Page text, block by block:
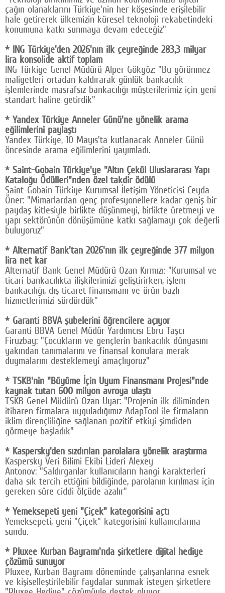
çağın olanaklarını Türkiye'nin her köşesinde erişilebilir
hale getirerek ülkemizin küresel teknoloji rekabetindeki
konumuna katkı sunmaya devam edeceğiz"
* ING Türkiye'den 2026'nın ilk çeyreğinde 283,3 milyar
lira konsolide aktif toplam
ING Türkiye Genel Müdürü Alper Gökgöz: "Bu görünmez
maliyetleri ortadan kaldırarak günlük bankacılık
işlemlerinde masrafsız bankacılığı müşterilerimiz için yeni
standart haline getirdik"
* Yandex Türkiye Anneler Günü'ne yönelik arama
eğilimlerini paylaştı
Yandex Türkiye, 10 Mayıs'ta kutlanacak Anneler Günü
öncesinde arama eğilimlerini yayımladı.
* Saint-Gobain Türkiye'ye "Altın Çekül Uluslararası Yapı
Kataloğu Ödülleri"nden özel takdir ödülü
Saint-Gobain Türkiye Kurumsal İletişim Yöneticisi Ceyda
Öner: "Mimarlardan genç profesyonellere kadar geniş bir
paydaş kitlesiyle birlikte düşünmeyi, birlikte üretmeyi ve
yapı sektörünün dönüşümüne katkı sağlamayı çok değerli
buluyoruz"
* Alternatif Bank'tan 2026'nın ilk çeyreğinde 377 milyon
lira net kar
Alternatif Bank Genel Müdürü Ozan Kırmızı: "Kurumsal ve
ticari bankacılıkta ilişkilerimizi geliştirirken, işlem
bankacılığı, dış ticaret finansmanı ve ürün bazlı
hizmetlerimizi sürdürdük"
* Garanti BBVA şubelerini öğrencilere açıyor
Garanti BBVA Genel Müdür Yardımcısı Ebru Taşcı
Firuzbay: "Çocukların ve gençlerin bankacılık dünyasını
yakından tanımalarını ve finansal konulara merak
duymalarını desteklemeyi amaçlıyoruz"
* TSKB'nin "Büyüme İçin Uyum Finansmanı Projesi"nde
kaynak tutarı 600 milyon avroya ulaştı
TSKB Genel Müdürü Ozan Uyar: "Projenin ilk diliminden
itibaren firmalara uyguladığımız AdapTool ile firmaların
iklim dirençliliğine sağlanan pozitif etkiyi şimdiden
görmeye başladık"
* Kaspersky'den sızdırılan parolalara yönelik araştırma
Kaspersky Veri Bilimi Ekibi Lideri Alexey
Antonov: "Saldırganlar kullanıcıların hangi karakterleri
daha sık tercih ettiğini bildiğinde, parolanın kırılması için
gereken süre ciddi ölçüde azalır"
* Yemeksepeti yeni "Çiçek" kategorisini açtı
Yemeksepeti, yeni "Çiçek" kategorisini kullanıcılarına
sundu.
* Pluxee Kurban Bayramı'nda şirketlere dijital hediye
çözümü sunuyor
Pluxee, Kurban Bayramı döneminde çalışanlarına esnek
ve kişiselleştirilebilir faydalar sunmak isteyen şirketlere